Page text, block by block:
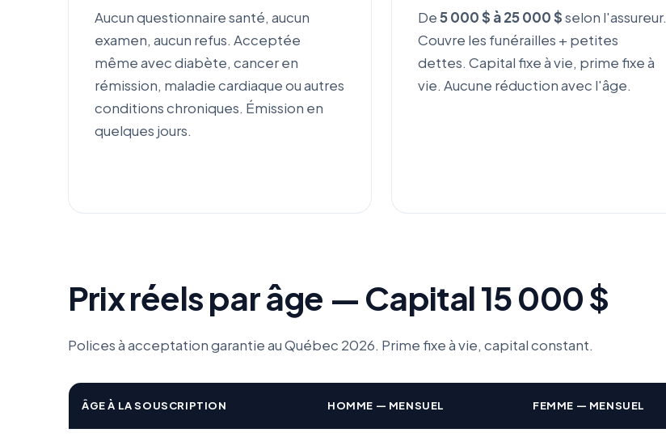
Aucun questionnaire santé, aucun
examen, aucun refus. Acceptée
même avec diabète, cancer en
rémission, maladie cardiaque ou autres
conditions chroniques. Émission en
quelques jours.
De5 000 $ à 25 000 $selon l'assureur.
Couvre les funérailles + petites
dettes. Capital fixe à vie, prime fixe à
vie. Aucune réduction avec l'âge.
Prix réels par âge — Capital 15 000 $
Polices à acceptation garantie au Québec 2026. Prime fixe à vie, capital constant.
ÂGE À LA SOUSCRIPTION HOMME — MENSUEL FEMME — MENSUEL